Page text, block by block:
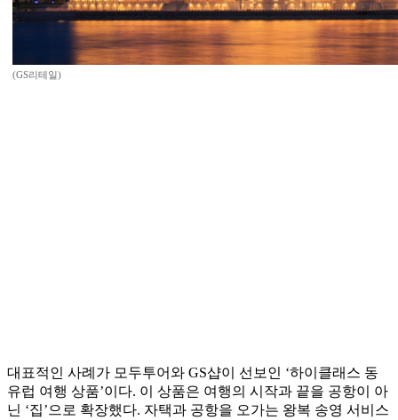
(GS리테일)
대표적인 사례가 모두투어와 GS샵이 선보인 ‘하이클래스 동
유럽 여행 상품’이다. 이 상품은 여행의 시작과 끝을 공항이 아
닌 ‘집’으로 확장했다. 자택과 공항을 오가는 왕복 송영 서비스